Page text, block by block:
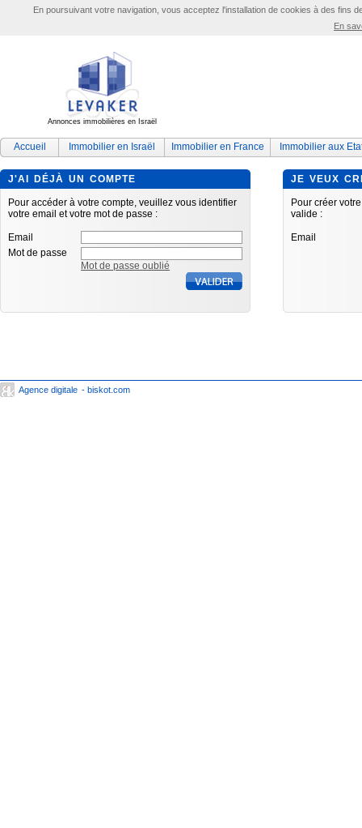
En poursuivant votre navigation, vous acceptez l'installation de cookies à des
En
Annonces immobilières en Israël
Accueil Immobilier en Israël Immobilier en France Immobilier aux
J'AI DÉJÀ UN COMPTE
Pour accéder à votre compte, veuillez vous identifier
votre email et votre mot de passe :
Email
Mot de passe
Mot de passe oublié
JE VEUX
Pour créer
valide :
Email
Agence digitale - biskot.com